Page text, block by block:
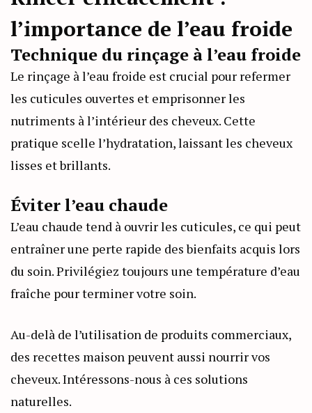
l’importance de l’eau froide
Technique du rinçage à l’eau froide
Le rinçage à l’eau froide est crucial pour refermer
les cuticules ouvertes et emprisonner les
nutriments à l’intérieur des cheveux. Cette
pratique scelle l’hydratation, laissant les cheveux
lisses et brillants.
Éviter l’eau chaude
L’eau chaude tend à ouvrir les cuticules, ce qui peut
entraîner une perte rapide des bienfaits acquis lors
du soin. Privilégiez toujours une température d’eau
fraîche pour terminer votre soin.
Au-delà de l’utilisation de produits commerciaux,
des recettes maison peuvent aussi nourrir vos
cheveux. Intéressons-nous à ces solutions
naturelles.